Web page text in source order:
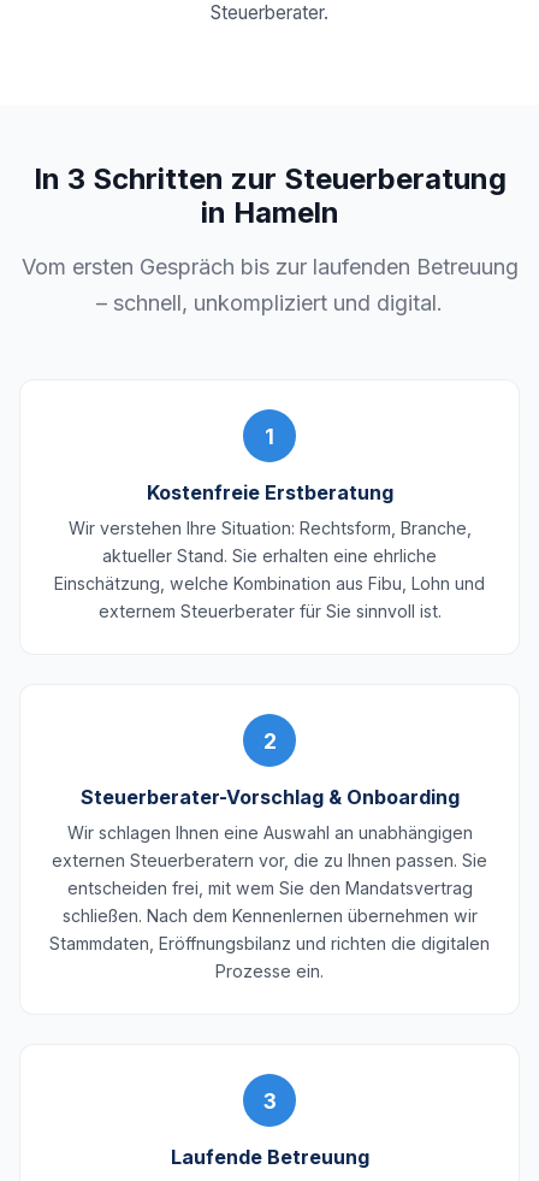
Steuerberater.
In 3 Schritten zur Steuerberatung
in Hameln
Vom ersten Gespräch bis zur laufenden Betreuung
– schnell, unkompliziert und digital.
1
Kostenfreie Erstberatung
Wir verstehen Ihre Situation: Rechtsform, Branche,
aktueller Stand. Sie erhalten eine ehrliche
Einschätzung, welche Kombination aus Fibu, Lohn und
externem Steuerberater für Sie sinnvoll ist.
2
Steuerberater-Vorschlag & Onboarding
Wir schlagen Ihnen eine Auswahl an unabhängigen
externen Steuerberatern vor, die zu Ihnen passen. Sie
entscheiden frei, mit wem Sie den Mandatsvertrag
schließen. Nach dem Kennenlernen übernehmen wir
Stammdaten, Eröffnungsbilanz und richten die digitalen
Prozesse ein.
3
Laufende Betreuung